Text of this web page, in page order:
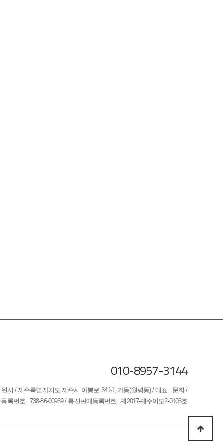
010-8957-3144
시 / 제주특별자치도 제주시 아봉로 341-1, 가동(월평동) / 대표 : 문희 /
록번호 : 738-86-00939 / 통신판매등록번호 : 제2017-제주이도2-0103호